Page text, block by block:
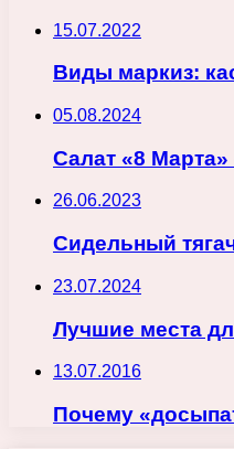
15.07.2022
Виды маркиз:
05.08.2024
Салат «8
26.06.2023
Сидельный
23.07.2024
Лучшие места
13.07.2016
Почему